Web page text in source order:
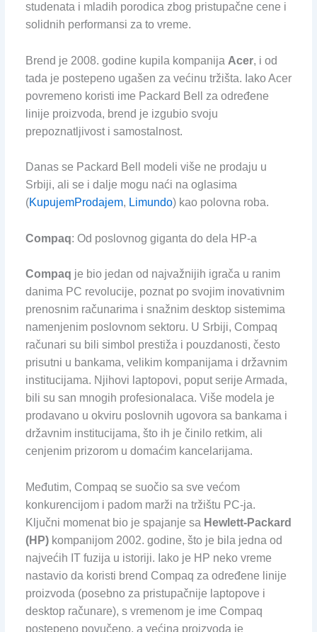
studenata i mladih porodica zbog pristupačne cene i
solidnih performansi za to vreme.
Brend je 2008. godine kupila kompanija Acer, i od
tada je postepeno ugašen za većinu tržišta. Iako Acer
povremeno koristi ime Packard Bell za određene
linije proizvoda, brend je izgubio svoju
prepoznatljivost i samostalnost.
Danas se Packard Bell modeli više ne prodaju u
Srbiji, ali se i dalje mogu naći na oglasima
(KupujemProdajem, Limundo) kao polovna roba.
Compaq: Od poslovnog giganta do dela HP-a
Compaq je bio jedan od najvažnijih igrača u ranim
danima PC revolucije, poznat po svojim inovativnim
prenosnim računarima i snažnim desktop sistemima
namenjenim poslovnom sektoru. U Srbiji, Compaq
računari su bili simbol prestiža i pouzdanosti, često
prisutni u bankama, velikim kompanijama i državnim
institucijama. Njihovi laptopovi, poput serije Armada,
bili su san mnogih profesionalaca. Više modela je
prodavano u okviru poslovnih ugovora sa bankama i
državnim institucijama, što ih je činilo retkim, ali
cenjenim prizorom u domaćim kancelarijama.
Međutim, Compaq se suočio sa sve većom
konkurencijom i padom marži na tržištu PC-ja.
Ključni momenat bio je spajanje sa Hewlett-Packard
(HP)kompanijom 2002. godine, što je bila jedna od
najvećih IT fuzija u istoriji. Iako je HP neko vreme
nastavio da koristi brend Compaq za određene linije
proizvoda (posebno za pristupačnije laptopove i
desktop računare), s vremenom je ime Compaq
postepeno povučeno, a većina proizvoda je